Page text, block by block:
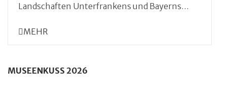
Landschaften Unterfrankens und Bayerns…
MEHR
MUSEENKUSS 2026